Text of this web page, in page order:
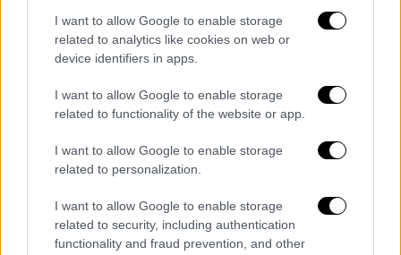
I want to allow Google to enable storage
related to analytics like cookies on web or
device identifiers in apps.
I want to allow Google to enable storage
related to functionality of the website or app.
I want to allow Google to enable storage
related to personalization.
I want to allow Google to enable storage
related to security, including authentication
functionality and fraud prevention, and other
Κόσμος|05.01.2023 07:35